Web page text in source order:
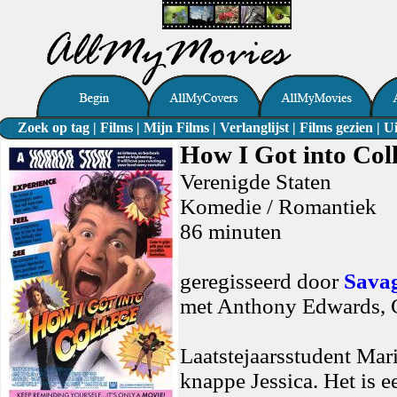
Zoek op tag | Films | Mijn Films | Verlanglijst | Films gezien |
How I Got into
Verenigde Staten
Komedie / Romantiek
86 minuten
geregisseerd door
met Anthony Edwards,
Laatstejaarsstudent
knappe Jessica. Het is